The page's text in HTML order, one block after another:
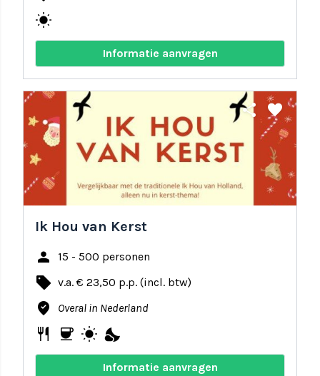
wb_sunny
Informatie aanvragen
share favorite
Ik Hou van Kerst
person 15 - 500 personen
local_offer v.a. € 23,50 p.p. (incl. btw)
where_to_vote Overal in Nederland
restaurant coffee wb_sunny nights_stay
Informatie aanvragen